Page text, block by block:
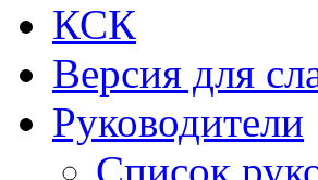
КСК
Версия для
Руководители